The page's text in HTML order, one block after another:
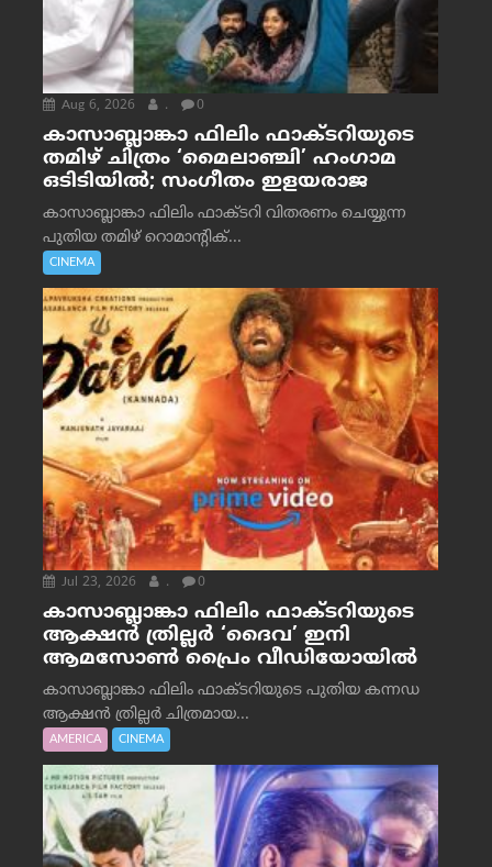
Aug 6, 2026 . 0
കാസാബ്ലാങ്കാ ഫിലിം ഫാക്ടറിയുടെ
തമിഴ് ചിത്രം ‘മൈലാഞ്ചി’ ഹംഗാമ
ഒടിടിയിൽ; സംഗീതം ഇളയരാജ
കാസാബ്ലാങ്കാ ഫിലിം ഫാക്ടറി വിതരണം ചെയ്യുന്ന
പുതിയ തമിഴ് റൊമാന്റിക്...
CINEMA
Jul 23, 2026 . 0
കാസാബ്ലാങ്കാ ഫിലിം ഫാക്ടറിയുടെ
ആക്ഷൻ ത്രില്ലർ ‘ദൈവ’ ഇനി
ആമസോൺ പ്രൈം വീഡിയോയിൽ
കാസാബ്ലാങ്കാ ഫിലിം ഫാക്ടറിയുടെ പുതിയ കന്നഡ
ആക്ഷൻ ത്രില്ലർ ചിത്രമായ...
AMERICA CINEMA